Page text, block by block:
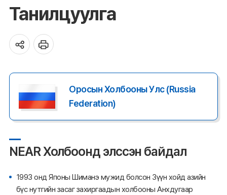
Танилцуулга
Оросын Холбооны Улс (Russia
Federation)
NEAR Холбоонд элссэн байдал
1993 онд Японы Шиманэ мужид болсон Зүүн хойд азийн
бүс нутгийн засаг захиргаадын холбооны Анхдугаар